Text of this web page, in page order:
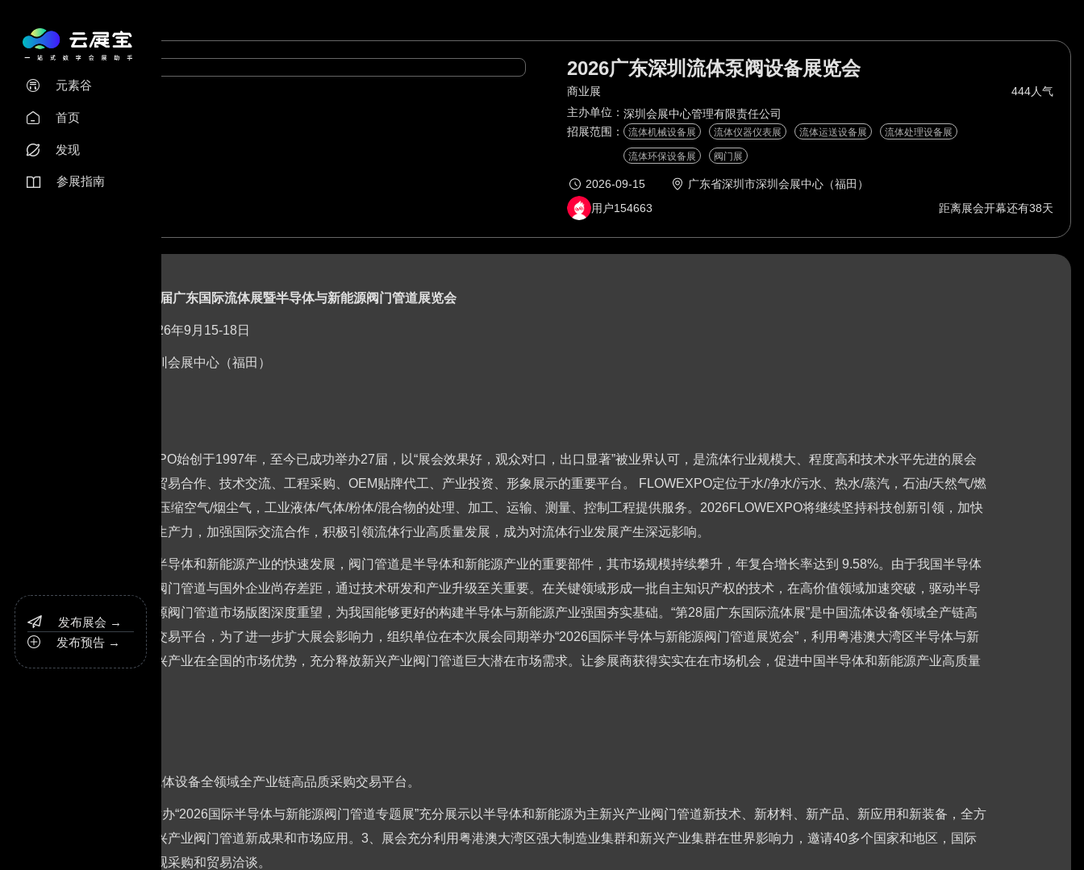
 元素谷
 首页
 发现
 参展指南
 发布展会 →
 发布预告 →
2026广东深圳流体泵阀设备展览会
商业展
444人气
主办单位： 深圳会展中心管理有限责任公司
招展范围：
流体机械设备展 流体仪器仪表展 流体运送设备展 流体处理设备展
流体环保设备展 阀门展
2026-09-15
广东省深圳市深圳会展中心（福田）
用户154663
距离展会开幕还有38天
2026第28届广东国际流体展暨半导体与新能源阀门管道展览会
时间：2026年9月15-18日
地址：深圳会展中心（福田）
FLOWEXPO始创于1997年，至今已成功举办27届，以“展会效果好，观众对口，出口显著”被业界认可，是流体行业规模大、程度高和技术水平先进的展会
之一，是贸易合作、技术交流、工程采购、OEM贴牌代工、产业投资、形象展示的重要平台。 FLOWEXPO定位于水/净水/污水、热水/蒸汽，石油/天然气/燃
气，空气/压缩空气/烟尘气，工业液体/气体/粉体/混合物的处理、加工、运输、测量、控制工程提供服务。2026FLOWEXPO将继续坚持科技创新引领，加快
发展新质生产力，加强国际交流合作，积极引领流体行业高质量发展，成为对流体行业发展产生深远影响。
随着我国半导体和新能源产业的快速发展，阀门管道是半导体和新能源产业的重要部件，其市场规模持续攀升，年复合增长率达到 9.58%。由于我国半导体
和新能源阀门管道与国外企业尚存差距，通过技术研发和产业升级至关重要。在关键领域形成一批自主知识产权的技术，在高价值领域加速突破，驱动半导
体和新能源阀门管道市场版图深度重望，为我国能够更好的构建半导体与新能源产业强国夯实基础。“第28届广东国际流体展”是中国流体设备领域全产链高
品质采购交易平台，为了进一步扩大展会影响力，组织单位在本次展会同期举办“2026国际半导体与新能源阀门管道展览会”，利用粤港澳大湾区半导体与新
能源等新兴产业在全国的市场优势，充分释放新兴产业阀门管道巨大潜在市场需求。让参展商获得实实在在市场机会，促进中国半导体和新能源产业高质量
1、中国流体设备全领域全产业链高品质采购交易平台。
2、同期举办“2026国际半导体与新能源阀门管道专题展”充分展示以半导体和新能源为主新兴产业阀门管道新技术、新材料、新产品、新应用和新装备，全方
位呈现新兴产业阀门管道新成果和市场应用。3、展会充分利用粤港澳大湾区强大制造业集群和新兴产业集群在世界影响力，邀请40多个国家和地区，国际
采购高参观采购和贸易洽谈。